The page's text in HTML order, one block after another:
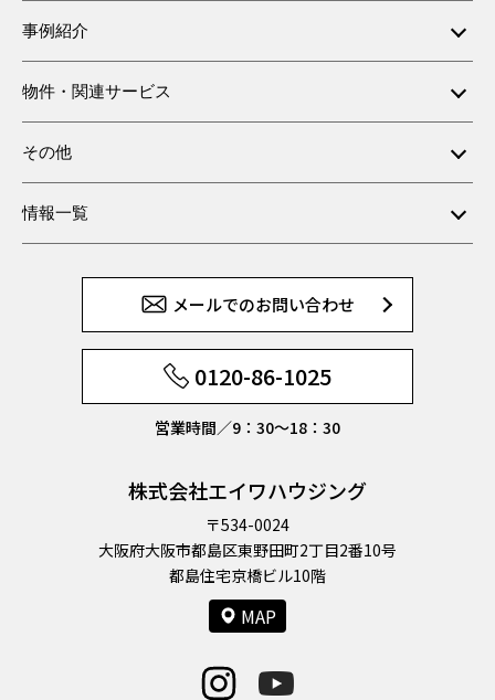
事例紹介
物件・関連サービス
その他
情報一覧
メールでのお問い合わせ
0120-86-1025
営業時間／9：30〜18：30
株式会社エイワハウジング
〒534-0024
大阪府大阪市都島区東野田町2丁目2番10号
都島住宅京橋ビル10階
MAP